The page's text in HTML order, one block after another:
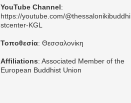
YouTube Channel :
https://youtube.com/@thessalonikibuddhi
stcenter-KGL
Τοποθεσία: Θεσσαλονίκη
Affiliations: Associated Member of the
European Buddhist Union